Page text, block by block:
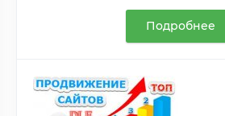
Подробнее